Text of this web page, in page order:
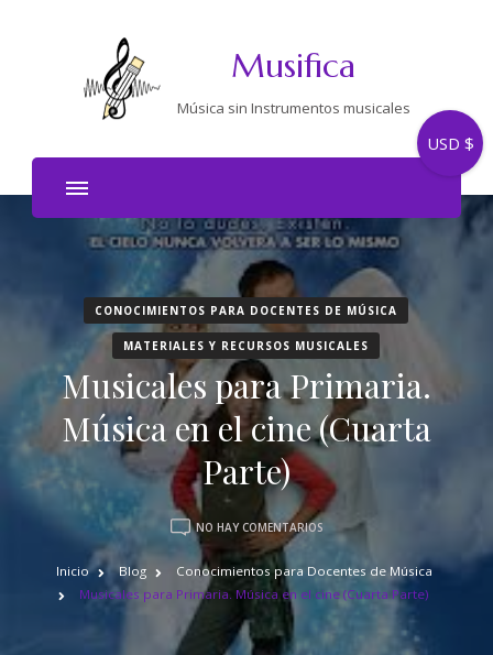
Musifica
Música sin Instrumentos musicales
CONOCIMIENTOS PARA DOCENTES DE MÚSICA
MATERIALES Y RECURSOS MUSICALES
Musicales para Primaria.
Música en el cine (Cuarta
Parte)
NO HAY COMENTARIOSEN
MUSICALES
PARA
MÚSICA
EL
Inicio Blog
Conocimientos para Docentes de Música
Musicales para Primaria. Música en el cine (Cuarta Parte)
USD $